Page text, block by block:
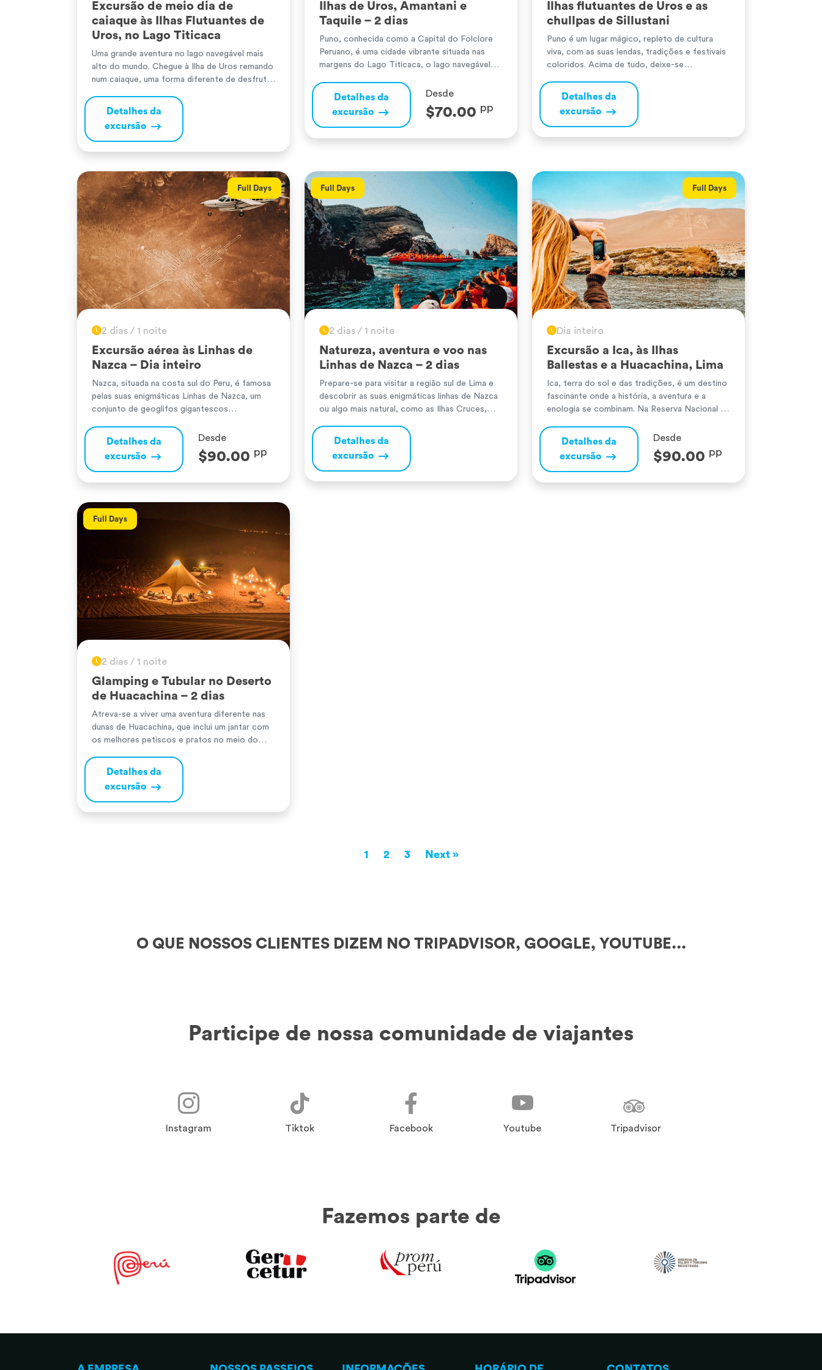
Excursão de meio dia de
caiaque às Ilhas Flutuantes de
Uros, no Lago Titicaca
Uma grande aventura no lago navegável mais
alto do mundo. Chegue à Ilha de Uros remando
num caiaque, uma forma diferente de desfrutar
Detalhes da
excursão
Ilhas de Uros, Amantani e
Taquile – 2 dias
Puno, conhecida como a Capital do Folclore
Peruano, é uma cidade vibrante situada nas
margens do Lago Titicaca, o lago navegável
corpo de água é o lar de comunidades
ancestrais que preservaram as suas tradições
ao longo de séculos. As Ilhas Flutuantes dos
Uros, construídas com juncos de totora, […]
Detalhes da
excursão
Desde
$70.00 pp
Ilhas flutuantes de Uros e as
chullpas de Sillustani
Puno é um lugar mágico, repleto de cultura
viva, com as suas lendas, tradições e festivais
coloridos. Acima de tudo, deixe-se
as de Uros, construídas com juncos e
Titicaca. Puno é uma cidade orgulhosa do seu
passado e das suas tradições, como
Detalhes da
excursão
Full Days
2 dias / 1 noite
Excursão aérea às Linhas de
Nazca – Dia inteiro
Nazca, situada na costa sul do Peru, é famosa
pelas suas enigmáticas Linhas de Nazca, um
conjunto de geoglifos gigantescos
pela antiga civilização de Nazca. Estas figuras
impressionantes, que incluem representações
de animais, plantas e formas geométricas, só
podem ser plenamente apreciadas do ar,
Detalhes da
excursão
Desde
$90.00 pp
Full Days
2 dias / 1 noite
Natureza, aventura e voo nas
Linhas de Nazca – 2 dias
Prepare-se para visitar a região sul de Lima e
descobrir as suas enigmáticas linhas de Nazca
ou algo mais natural, como as Ilhas Cruces,
pelicanos, leões-marinhos, pinguins, etc. Não
passeios de vagoneta e o sandboard. Sem
dúvida, uma experiência inesquecível.
Detalhes da
excursão
Full Days
Dia inteiro
Excursão a Ica, às Ilhas
Ballestas e a Huacachina, Lima
Ica, terra do sol e das tradições, é um destino
fascinante onde a história, a aventura e a
enologia se combinam. Na Reserva Nacional de
uma rica biodiversidade, com pinguins de
Humboldt, leões-marinhos e aves guaneras.
Além disso, o misterioso Candelabro de
Paracas, gravado na areia, continua a intrigar
Detalhes da
excursão
Desde
$90.00 pp
Full Days
2 dias / 1 noite
Glamping e Tubular no Deserto
de Huacachina – 2 dias
Atreva-se a viver uma aventura diferente nas
dunas de Huacachina, que inclui um jantar com
os melhores petiscos e pratos no meio do
algumas lâmpadas; passará também a noite em
acima de tudo, terá tudo o que precisa para se
[…]
Detalhes da
excursão
Paginação
1 2 3 Next »
O QUE NOSSOS CLIENTES DIZEM NO TRIPADVISOR, GOOGLE, YOUTUBE...
Participe de nossa comunidade de viajantes
Instagram Tiktok Facebook Youtube Tripadvisor
Fazemos parte de